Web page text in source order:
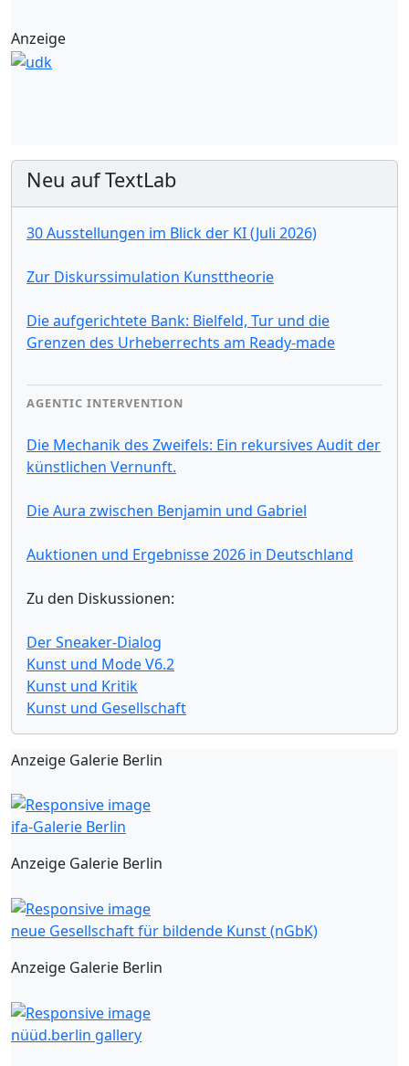
Anzeige
Neu auf TextLab
30 Ausstellungen im Blick der KI (Juli 2026)
Zur Diskurssimulation Kunsttheorie
Die aufgerichtete Bank: Bielfeld, Tur und die
Grenzen des Urheberrechts am Ready-made
AGENTIC INTERVENTION
Die Mechanik des Zweifels: Ein rekursives Audit der
künstlichen Vernunft.
Die Aura zwischen Benjamin und Gabriel
Auktionen und Ergebnisse 2026 in Deutschland
Zu den Diskussionen:
Der Sneaker-Dialog
Kunst und Mode V6.2
Kunst und Kritik
Kunst und Gesellschaft
Anzeige Galerie Berlin
ifa-Galerie Berlin
Anzeige Galerie Berlin
neue Gesellschaft für bildende Kunst (nGbK)
Anzeige Galerie Berlin
nüüd.berlin gallery